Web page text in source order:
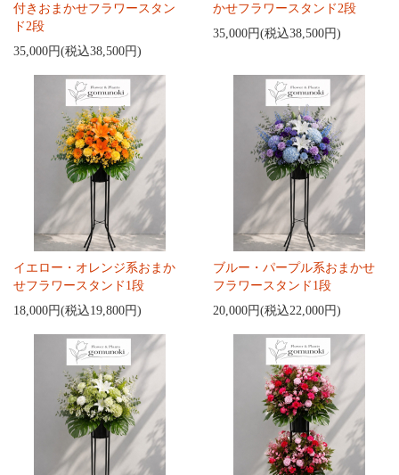
付きおまかせフラワースタン
ド2段
35,000円(税込38,500円)
かせフラワースタンド2段
35,000円(税込38,500円)
イエロー・オレンジ系おまか
せフラワースタンド1段
18,000円(税込19,800円)
ブルー・パープル系おまかせ
フラワースタンド1段
20,000円(税込22,000円)